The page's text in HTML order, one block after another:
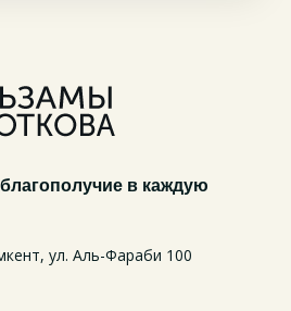
в каждую
ул. Аль-Фараби 100